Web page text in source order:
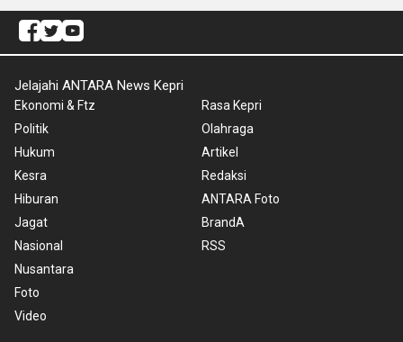
Jelajahi ANTARA News Kepri
Ekonomi & Ftz
Politik
Hukum
Kesra
Hiburan
Jagat
Nasional
Nusantara
Foto
Video
Rasa Kepri
Olahraga
Artikel
Redaksi
ANTARA Foto
BrandA
RSS